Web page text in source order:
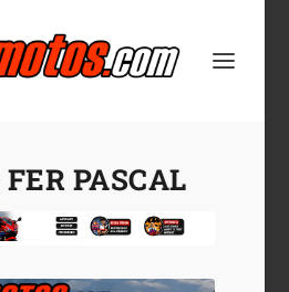
FER PASCAL